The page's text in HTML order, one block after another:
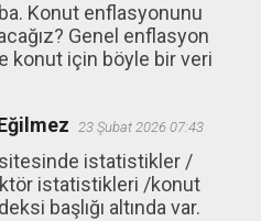
Konut enflasyonunu
Genel enflasyon
konut için böyle bir veri
23 Şubat 2026 07:43
istatistikler /
istatistikleri /konut
başlığı altında var.